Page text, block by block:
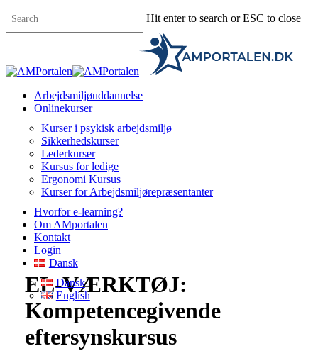
to
main
Hit enter to search or ESC to close
Menu
Arbejdsmiljøuddannelse
Onlinekurser
Kurser i psykisk arbejdsmiljø
Sikkerhedskurser
Lederkurser
Kursus for ledige
Ergonomi Kursus
Kurser for Arbejdsmiljørepræsentanter
Hvorfor e-learning?
Om AMportalen
Kontakt
Login
Dansk
Dansk
English
EL-VÆRKTØJ:
Kompetencegivende
eftersynskursus